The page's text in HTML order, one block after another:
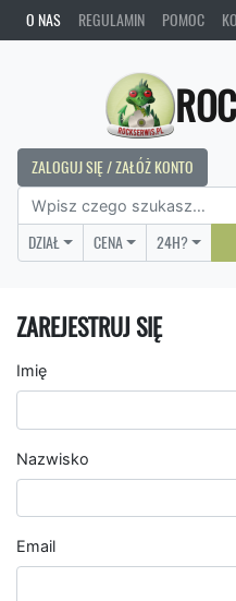
O NAS REGULAMIN POMOC
ZALOGUJ SIĘ / ZAŁÓŻ KONTO
DZIAŁ CENA 24H?
ZAREJESTRUJ SIĘ
Imię
Nazwisko
Email